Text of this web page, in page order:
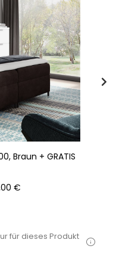
Braun + GRATIS
€
für dieses Produkt